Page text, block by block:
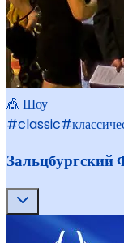
🎪 Шоу
#classic#
Зальцбургский